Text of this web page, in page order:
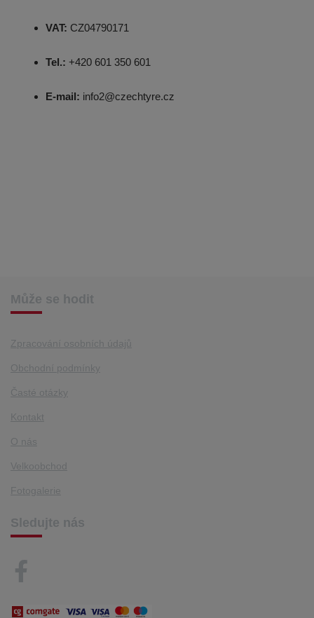
VAT: CZ04790171
Tel.: +420 601 350 601
E-mail: info2@czechtyre.cz
Může se hodit
Zpracování osobních údajů
Obchodní podmínky
Časté otázky
Kontakt
O nás
Velkoobchod
Fotogalerie
Sledujte nás